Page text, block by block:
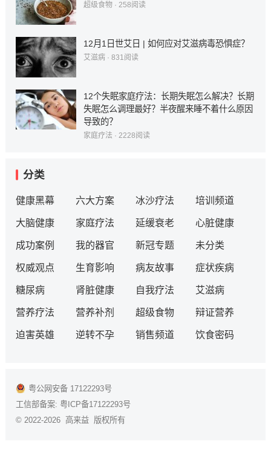
超级食物· 258阅读
12月1日世艾日 | 如何应对艾滋病毒恐惧症？
艾滋病· 831阅读
12个失眠家庭疗法：长期失眠怎么解决？长期
失眠怎么调理最好？半夜醒来睡不着什么原因
导致的？
家庭疗法 · 2228阅读
分类
健康黑幕 六大方案 冰沙疗法 培训频道
大脑健康 家庭疗法 延缓衰老 心脏健康
成功案例 我的器官 新冠专题 未分类
权威观点 生育影响 病友故事 症状疾病
糖尿病 肾脏健康 自我疗法 艾滋病
营养疗法 营养补剂 超级食物 辩证营养
迫害英雄 逆转不孕 销售频道 饮食密码
粤公网安备 17122293号
工信部备案: 粤ICP备17122293号
© 2022-2026 高来益 版权所有